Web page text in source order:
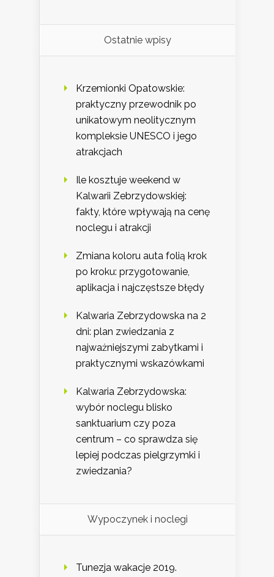
Ostatnie wpisy
Krzemionki Opatowskie:
praktyczny przewodnik po
unikatowym neolitycznym
kompleksie UNESCO i jego
atrakcjach
Ile kosztuje weekend w
Kalwarii Zebrzydowskiej:
fakty, które wpływają na cenę
noclegu i atrakcji
Zmiana koloru auta folią krok
po kroku: przygotowanie,
aplikacja i najczęstsze błędy
Kalwaria Zebrzydowska na 2
dni: plan zwiedzania z
najważniejszymi zabytkami i
praktycznymi wskazówkami
Kalwaria Zebrzydowska:
wybór noclegu blisko
sanktuarium czy poza
centrum – co sprawdza się
lepiej podczas pielgrzymki i
zwiedzania?
Wypoczynek i noclegi
Tunezja wakacje 2019.